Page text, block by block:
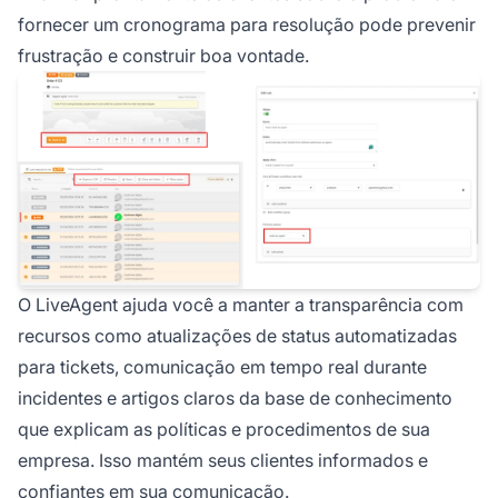
fornecer um cronograma para resolução pode prevenir
frustração e construir boa vontade.
O LiveAgent ajuda você a manter a transparência com
recursos como atualizações de status automatizadas
para tickets, comunicação em tempo real durante
incidentes e artigos claros da base de conhecimento
que explicam as políticas e procedimentos de sua
empresa. Isso mantém seus clientes informados e
confiantes em sua comunicação.